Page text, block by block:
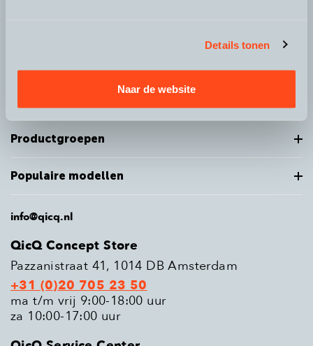
Details tonen
Naar de website
Productgroepen
Populaire modellen
info@qicq.nl
QicQ Concept Store
Pazzanistraat 41, 1014 DB Amsterdam
+31 (0)20 705 23 50
ma t/m vrij 9:00-18:00 uur
za 10:00-17:00 uur